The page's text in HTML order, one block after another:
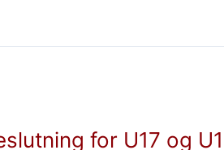
for U17 og